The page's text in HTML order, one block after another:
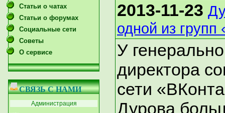
Статьи о чатах
Статьи о форумах
Социальные сети
Советы
О сервисе
СВЯЗЬ С НАМИ
Администрация
2013-11-23
одной из групп
У
директора
сети
Дурова